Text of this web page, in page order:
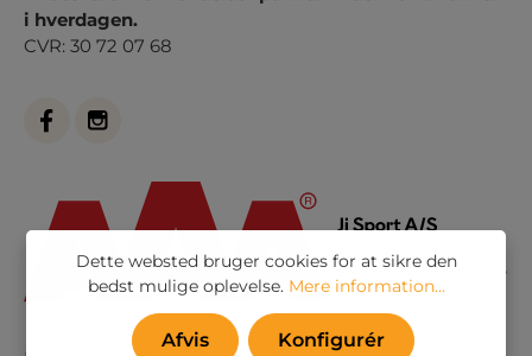
i hverdagen.
CVR: 30 72 07 68
Dette websted bruger cookies for at sikre den
bedst mulige oplevelse. Mere information...
Afvis Konfigurér